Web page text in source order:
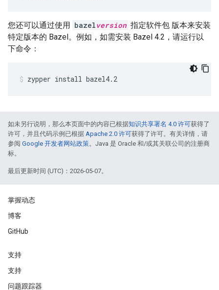
您还可以通过使用 bazelversion 指定软件包 版本来安装
特定版本的 Bazel。例如，如需安装 Bazel 4.2，请运行以
下命令：
zypper install bazel4.2
如未另行说明，那么本页面中的内容已根据知识共享署名 4.0 许可获得了
许可，并且代码示例已根据 Apache 2.0 许可获得了许可。有关详情，请
参阅 Google 开发者网站政策。Java 是 Oracle 和/或其关联公司的注册商
标。
最后更新时间 (UTC)：2026-05-07。
掌握动态
博客
GitHub
支持
支持
问题跟踪器